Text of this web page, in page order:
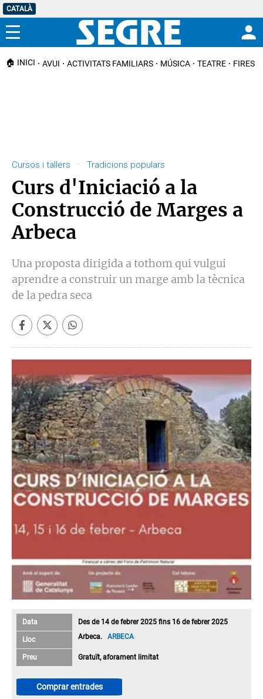
CATALÀ
Menú
🏠 INICI AVUI ACTIVITATS FAMILIARS MÚSICA TEATRE FIRES I
Cursos i tallers · Tradicions populars
Curs d'Iniciació a la
Construcció de Marges a
Arbeca
Una proposta dirigida a tothom qui vulgui
aprendre a construir un marge amb la tècnica
de la pedra seca
Data Des de 14 de febrer 2025 fins 16 de febrer 2025
Lloc Arbeca.ARBECA
Preu Gratuït, aforament limitat
Comprar entrades